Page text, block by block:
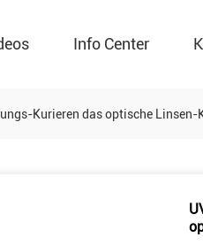
Info Center
Kurieren das optische Linsen-